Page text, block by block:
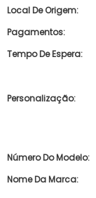
Local De Origem:
Pagamentos:
Tempo De Espera:
Personalização:
Número Do Modelo:
Nome Da Marca: